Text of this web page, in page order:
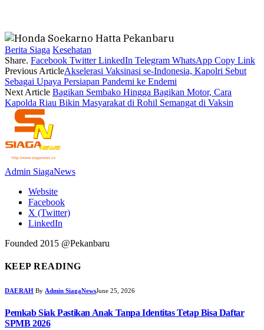
Berita Siaga Kesehatan
Share. Facebook Twitter LinkedIn Telegram WhatsApp Copy Link
Previous ArticleAkselerasi Vaksinasi se-Indonesia, Kapolri Sebut
Sebagai Upaya Persiapan Pandemi ke Endemi
Next Article Bagikan Sembako Hingga Bagikan Motor, Cara
Kapolda Riau Bikin Masyarakat di Rohil Semangat di Vaksin
Admin SiagaNews
Website
Facebook
X (Twitter)
LinkedIn
Founded 2015 @Pekanbaru
KEEP READING
DAERAH By Admin SiagaNewsJune 25, 2026
Pemkab Siak Pastikan Anak Tanpa Identitas Tetap Bisa Daftar
SPMB 2026